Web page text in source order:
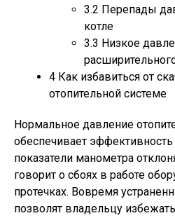
3.2 Перепады
котле
3.3 Низкое
4 Как избавиться от
отопительной системе
Нормальное давление
обеспечивает
показатели манометра
говорит о сбоях в работе
протечках. Вовремя
позволят владельцу